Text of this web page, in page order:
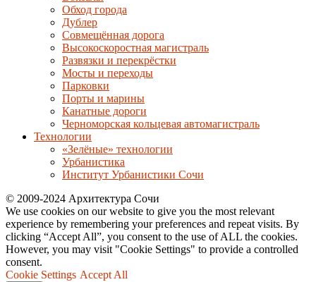
Обход города
Дублер
Совмещённая дорога
Высокоскоростная магистраль
Развязки и перекрёстки
Мосты и переходы
Парковки
Порты и марины
Канатные дороги
Черноморская кольцевая автомагистраль
Технологии
«Зелёные» технологии
Урбанистика
Институт Урбанистики Сочи
© 2009-2024 Архитектура Сочи
We use cookies on our website to give you the most relevant
experience by remembering your preferences and repeat visits. By
clicking “Accept All”, you consent to the use of ALL the cookies.
However, you may visit "Cookie Settings" to provide a controlled
consent.
Cookie Settings Accept All